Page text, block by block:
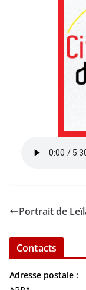
Portrait de
Contacts
Adresse postale :